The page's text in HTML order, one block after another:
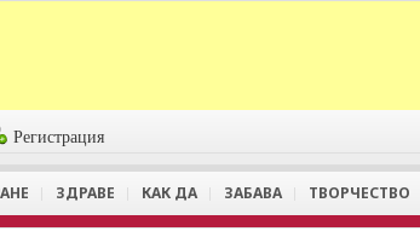
Регистрация
ЗДРАВЕ КАК ДА ЗАБАВА ТВОРЧЕСТВО